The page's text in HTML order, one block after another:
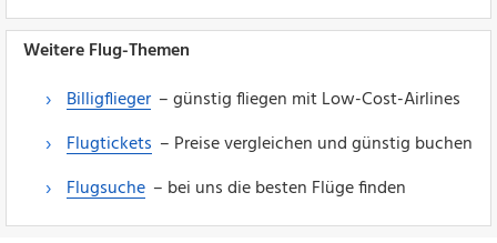
Weitere Flug-Themen
Billigflieger – günstig fliegen mit Low-Cost-Airlines
Flugtickets – Preise vergleichen und günstig buchen
Flugsuche – bei uns die besten Flüge finden